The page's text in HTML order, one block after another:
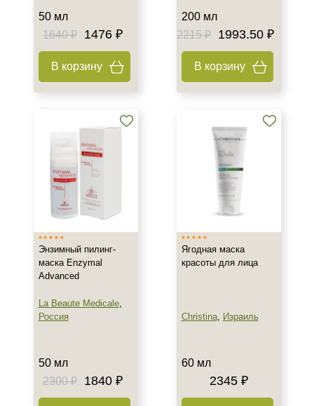
Восстановление
Осветление
Очищение
Показать еще
Результат
Обновление клеток
Ровный тон
Сияние
Показать еще
Веки
Декольте
Показать еще
50 мл
1640 ₽
1476 ₽
В корзину
200 мл
2215 ₽
1993.50 ₽
В корзину
Энзимный пилинг-
маска Enzymal
Advanced
La Beaute Medicale,
Россия
50 мл
2300 ₽
1840 ₽
Ягодная маска
красоты для лица
Christina, Израиль
60 мл
2345 ₽